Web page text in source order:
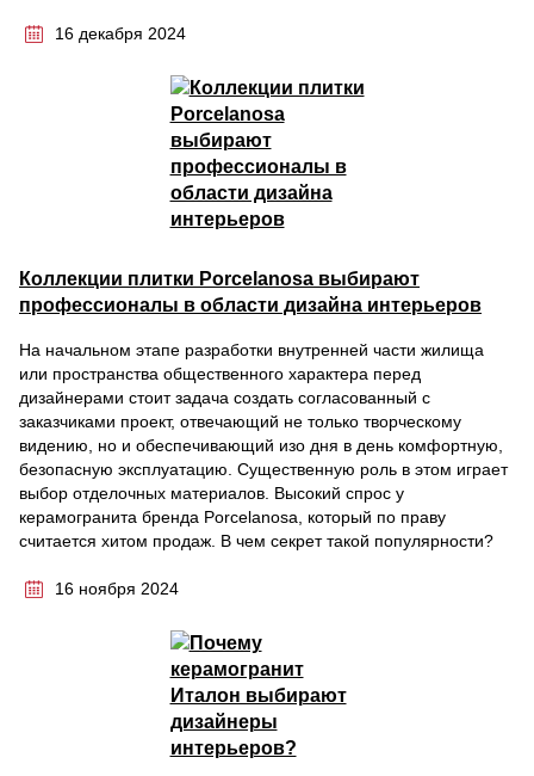
16 декабря 2024
Коллекции плитки Porcelanosa выбирают
профессионалы в области дизайна интерьеров
На начальном этапе разработки внутренней части жилища
или пространства общественного характера перед
дизайнерами стоит задача создать согласованный с
заказчиками проект, отвечающий не только творческому
видению, но и обеспечивающий изо дня в день комфортную,
безопасную эксплуатацию. Существенную роль в этом играет
выбор отделочных материалов. Высокий спрос у
керамогранита бренда Porcelanosa, который по праву
считается хитом продаж. В чем секрет такой популярности?
16 ноября 2024